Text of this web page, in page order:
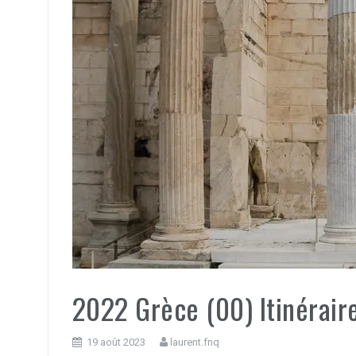
2022 Grèce (00)
19 août 2023 laurent.fnq